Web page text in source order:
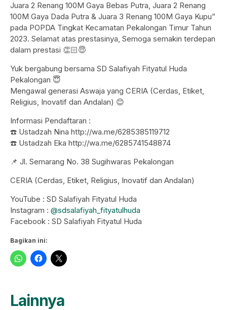
Juara 2 Renang 100M Gaya Bebas Putra, Juara 2 Renang
100M Gaya Dada Putra & Juara 3 Renang 100M Gaya Kupu”
pada POPDA Tingkat Kecamatan Pekalongan Timur Tahun
2023. Selamat atas prestasinya, Semoga semakin terdepan
dalam prestasi 👏🏻😇
Yuk bergabung bersama SD Salafiyah Fityatul Huda
Pekalongan 😇
Mengawal generasi Aswaja yang CERIA (Cerdas, Etiket,
Religius, Inovatif dan Andalan) 😊
Informasi Pendaftaran :
☎️ Ustadzah Nina http://wa.me/6285385119712
☎️ Ustadzah Eka http://wa.me/6285741548874
📌 Jl. Semarang No. 38 Sugihwaras Pekalongan
CERIA (Cerdas, Etiket, Religius, Inovatif dan Andalan)
YouTube : SD Salafiyah Fityatul Huda
Instagram : @sdsalafiyah_fityatulhuda
Facebook : SD Salafiyah Fityatul Huda
Bagikan ini:
Lainnya